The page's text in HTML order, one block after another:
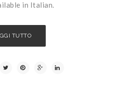
in Italian.
TUTTO